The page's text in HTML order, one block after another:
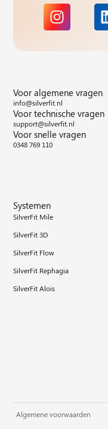
Voor algemene vragen
info@silverfit.nl
Voor technische vragen
support@silverfit.nl
Voor snelle vragen
0348 769 110
Systemen
SilverFit Mile
SilverFit 3D
SilverFit Flow
SilverFit Rephagia
SilverFit Alois
Algemene voorwaarden